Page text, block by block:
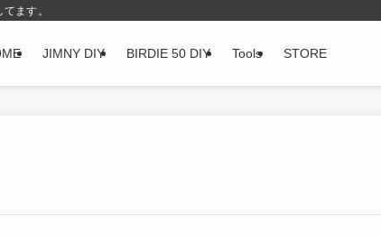
ます。
JIMNY DIY BIRDIE 50 DIY Tools STORE